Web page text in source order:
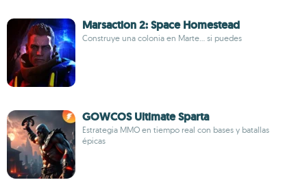
Marsaction 2: Space Homestead
Construye una colonia en Marte... si puedes
GOWCOS Ultimate Sparta
Estrategia MMO en tiempo real con bases y batallas
épicas